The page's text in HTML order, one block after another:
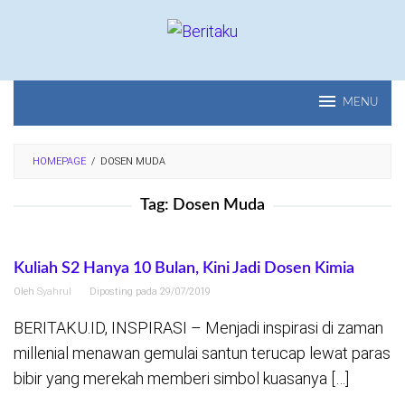
MENU
HOMEPAGE / DOSEN MUDA
Tag: Dosen Muda
Kuliah S2 Hanya 10 Bulan, Kini Jadi Dosen Kimia
Oleh Syahrul Diposting pada 29/07/2019
BERITAKU.ID, INSPIRASI – Menjadi inspirasi di zaman
millenial menawan gemulai santun terucap lewat paras
bibir yang merekah memberi simbol kuasanya […]